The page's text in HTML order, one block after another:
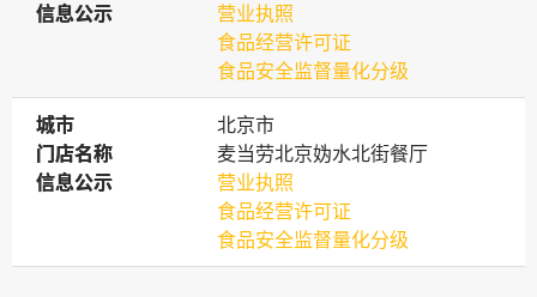
信息公示
信息公示
营业执照
食品经营许可证
食品安全监督量化分级
城市
城市
北京市
门店名称
门店名称
麦当劳北京妫水北街餐厅
信息公示
信息公示
营业执照
食品经营许可证
食品安全监督量化分级